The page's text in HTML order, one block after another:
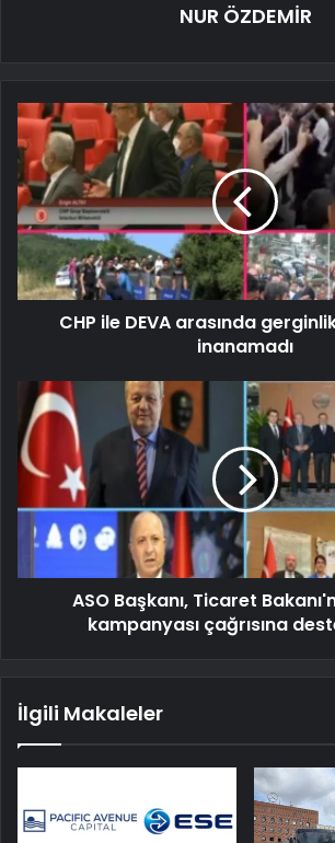
NUR ÖZDEMİR
CHP ile DEVA arasında
inanamadı
ASO Başkanı, Ticaret
kampanyası çağrısına
İlgili Makaleler